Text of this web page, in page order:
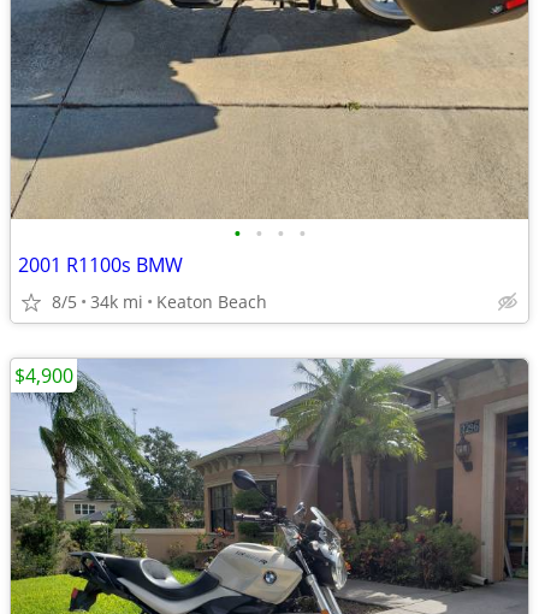
• • • •
2001 R1100s BMW
8/5 34k mi Keaton Beach
$4,900